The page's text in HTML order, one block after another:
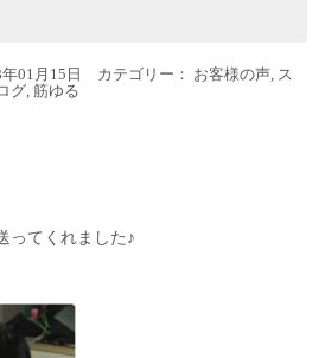
01月15日 カテゴリー： お客様の声, ス
グ, 筋ゆる
ってくれました♪